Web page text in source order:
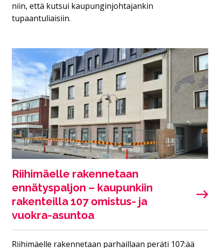
niin, että kutsui kaupunginjohtajankin
tupaantuliaisiin.
Riihimäelle rakennetaan
ennätyspaljon – kaupunkiin
rakenteilla 107 omistus- ja
vuokra-asuntoa
Riihimäelle rakennetaan parhaillaan peräti 107:ää